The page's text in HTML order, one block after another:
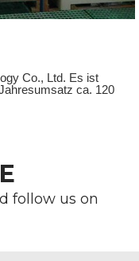
Co., Ltd. Es ist
ca. 120
follow us on